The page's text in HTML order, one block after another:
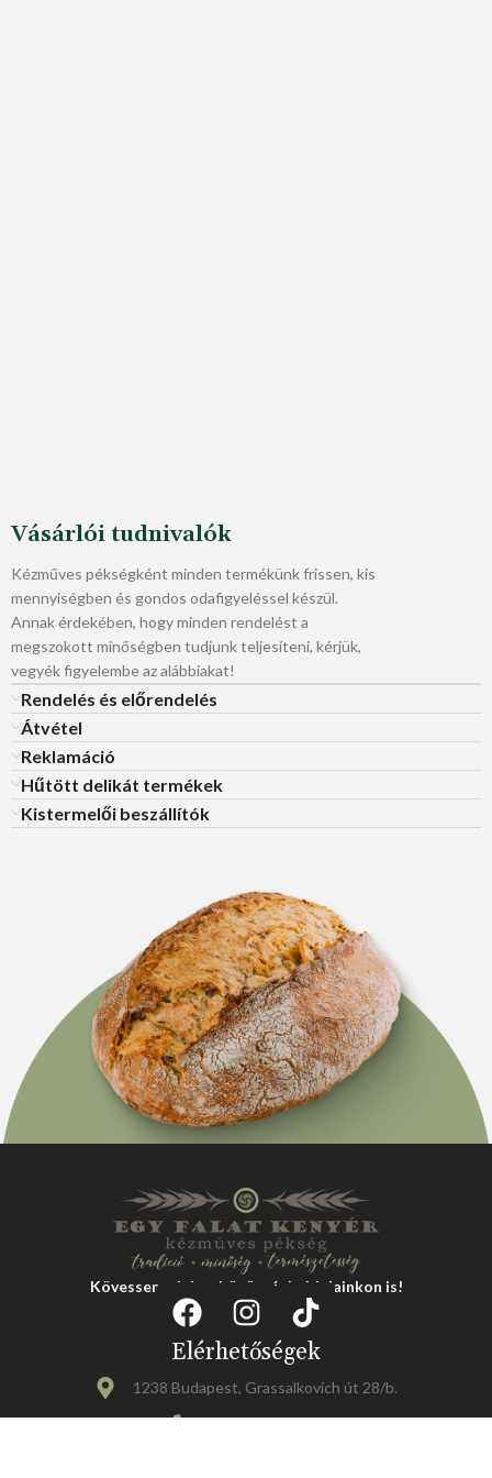
Vásárlói tudnivalók
Kézműves pékségként minden termékünk frissen, kis
mennyiségben és gondos odafigyeléssel készül.
Annak érdekében, hogy minden rendelést a
megszokott minőségben tudjunk teljesíteni, kérjük,
vegyék figyelembe az alábbiakat!
Rendelés és előrendelés
Átvétel
Reklamáció
Hűtött delikát termékek
Kistermelői beszállítók
Kövessen minket közösségi oldalainkon is!
Elérhetőségek
1238 Budapest, Grassalkovich út 28/b.